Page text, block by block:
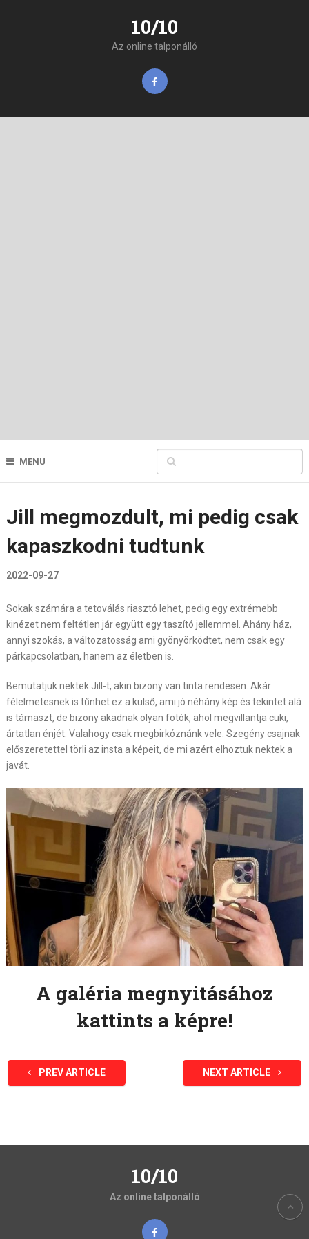
10/10
Az online talponálló
MENU
Jill megmozdult, mi pedig csak
kapaszkodni tudtunk
2022-09-27
Sokak számára a tetoválás riasztó lehet, pedig egy extrémebb
kinézet nem feltétlen jár együtt egy taszító jellemmel. Ahány ház,
annyi szokás, a változatosság ami gyönyörködtet, nem csak egy
párkapcsolatban, hanem az életben is.
Bemutatjuk nektek Jill-t, akin bizony van tinta rendesen. Akár
félelmetesnek is tűnhet ez a külső, ami jó néhány kép és tekintet alá
is támaszt, de bizony akadnak olyan fotók, ahol megvillantja cuki,
ártatlan énjét. Valahogy csak megbirkóznánk vele. Szegény csajnak
előszeretettel törli az insta a képeit, de mi azért elhoztuk nektek a
javát.
A galéria megnyitásához
kattints a képre!
PREV ARTICLE NEXT ARTICLE
10/10
Az online talponálló